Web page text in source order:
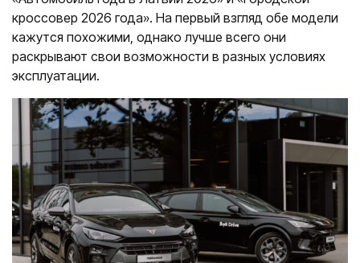
кроссовер 2026 года». На первый взгляд обе модели
кажутся похожими, однако лучше всего они
раскрывают свои возможности в разных условиях
эксплуатации.